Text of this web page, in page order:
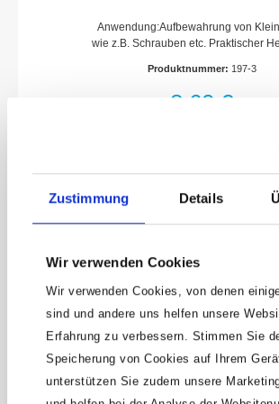
Zustimmung Details
Wir verwenden Cookies
Wir verwenden Cookies, von denen
sind und andere uns helfen unsere
Erfahrung zu verbessern. Stimmen Sie
Speicherung von Cookies auf Ihrem
unterstützen Sie zudem unsere
Anwendung:Aufbewahrung von
wie z.B. Schrauben etc. Praktischer Helfer für
blau)80 mm gummierter Magnet (ca.
Haltekraft) zur Befestigung z.B. an
besonders geeignet für
TeileGehäuseöffnung ermöglicht
und leichte Entnahme von
abgeschrägte Gehäuseform – auch
magnetische Teile
150 mmNetto-Gewicht (kg): 0.38
Produktnummer: 197-3
8,60 €
Keine